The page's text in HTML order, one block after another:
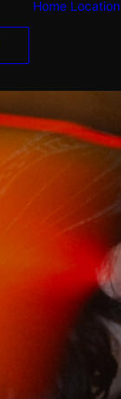
Home Location